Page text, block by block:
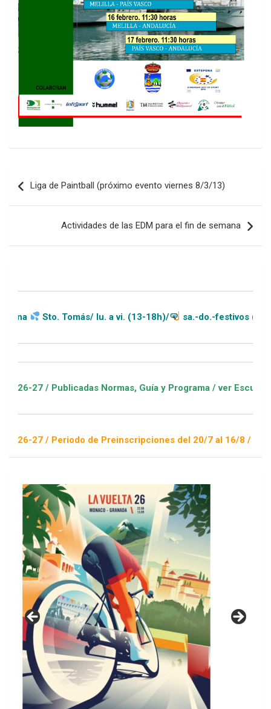
de
Liga de Paintball (próximo evento viernes 8/3/13)
Actividades de las EDM para el fin de semana
Tomás/ lu. a vi. (13-18h)/ sa.-do.-festivos (11-20h)
/ Publicadas Normas, Guía y Programa / ver Escuelas
/ Periodo de Preinscripciones del 20/7 al 16/8 / Sorteo 1 de